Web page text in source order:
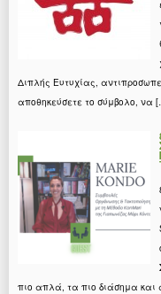
Διπλής Ευτυχίας,
αποθηκεύσετε το σύμβολο, να
πιο απλά, τα πιο διάσημα